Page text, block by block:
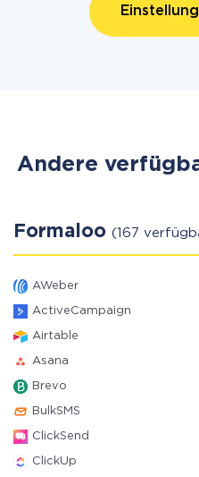
Andere
Formaloo (167
AWeber
ActiveCampaign
Airtable
Asana
Brevo
BulkSMS
ClickSend
ClickUp